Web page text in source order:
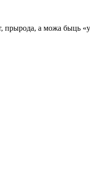
прырода, а можа быць